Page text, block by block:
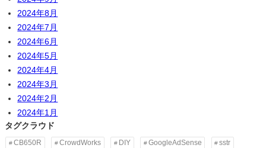
2024年8月
2024年7月
2024年6月
2024年5月
2024年4月
2024年3月
2024年2月
2024年1月
タグクラウド
CB650R CrowdWorks DIY GoogleAdSense
sstr